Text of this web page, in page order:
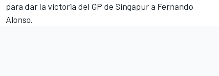
para dar la victoria del GP de Singapur a Fernando
Alonso.